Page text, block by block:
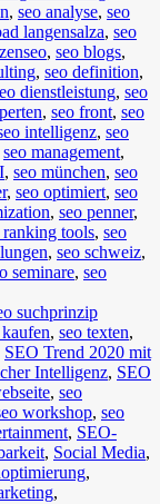
, seo analyse, seo
langensalza, seo
, seo blogs,
, seo definition,
dienstleistung, seo
, seo front, seo
intelligenz, seo
seo management,
, seo münchen, seo
, seo optimiert, seo
, seo penner,
ranking tools, seo
, seo schweiz,
seminare, seo
suchprinzip
, seo texten,
SEO Trend 2020 mit
Intelligenz, SEO
, seo
workshop, seo
, SEO-
, Social Media,
,
,